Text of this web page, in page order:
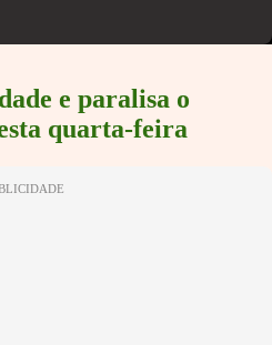
e paralisa o
quarta-feira